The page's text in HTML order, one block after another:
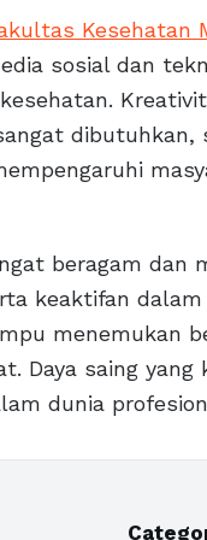
Kesehatan
sosial dan
dibutuhkan,
beragam dan
keaktifan
menemukan
Daya saing
dunia